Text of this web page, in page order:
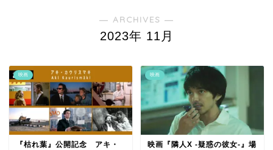
― ARCHIVES ―
2023年 11月
映画
『枯れ葉』公開記念 アキ・
映画
映画『隣人X -疑惑の彼女-』場